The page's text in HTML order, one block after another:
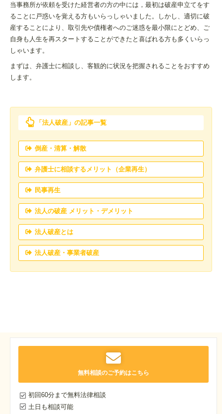
当事務所が依頼を受けた経営者の方の中には，最初は破産申立てをす
ることに戸惑いを覚える方もいらっしゃいました。しかし、適切に破
産することにより、取引先や債権者へのご迷惑を最小限にとどめ、ご
自身も人生を再スタートすることができたと喜ばれる方も多くいらっ
しゃいます。
まずは、弁護士に相談し、客観的に状況を把握されることをおすすめ
します。
「法人破産」の記事一覧
倒産・清算・解散
弁護士に相談するメリット（企業再生）
民事再生
法人の破産 メリット・デメリット
法人破産とは
法人破産・事業者破産
無料相談のご予約はこちら
初回60分まで無料法律相談
土日も相談可能